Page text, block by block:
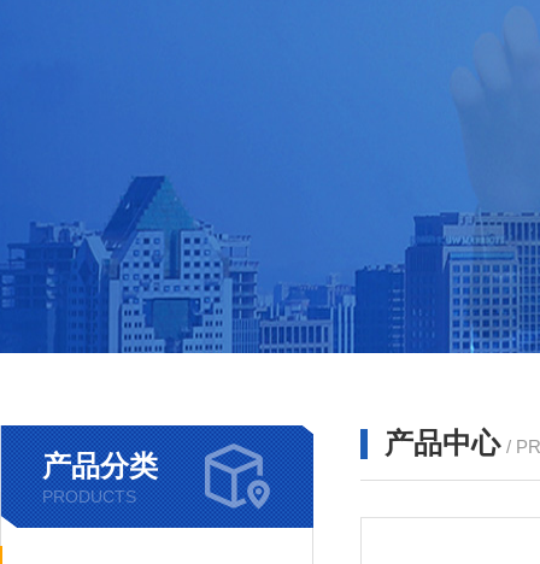
产品分类
PRODUCTS
产品中心 /